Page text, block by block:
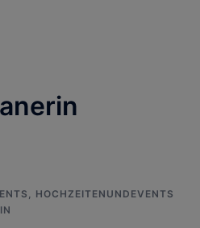
HOCHZEITENUNDEVENTS